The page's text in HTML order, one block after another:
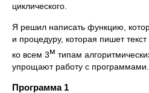
циклического.
Я решил написать функцию,
и процедуру, которая пишет
ко всем 3м типам
упрощают работу с программами.
Программа 1